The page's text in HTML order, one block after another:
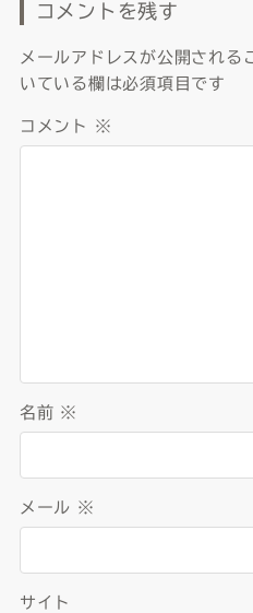
コメントを残す
メールアドレスが公開される
いている欄は必須項目です
コメント ※
名前 ※
メール ※
サイト